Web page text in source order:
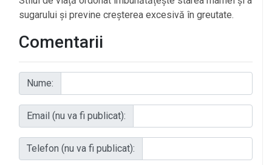
sugarului și previne creșterea excesivă în greutate.
Comentarii
Nume:
Email (nu va fi publicat):
Telefon (nu va fi publicat):